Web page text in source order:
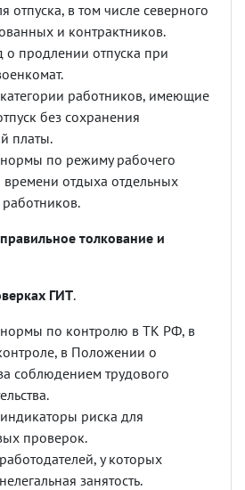
отпуска, в том числе северного
и контрактников.
о продлении отпуска при
работников, имеющие
без сохранения
платы.
по режиму рабочего
отдыха отдельных
работников.
толкование и
ГИТ.
по контролю в ТК РФ, в
в Положении о
соблюдением трудового
риска для
проверок.
у которых
занятость.